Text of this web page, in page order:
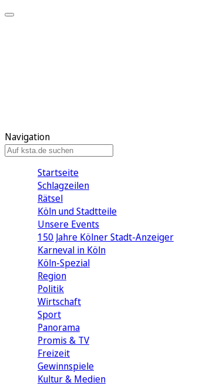
Navigation
Startseite
Schlagzeilen
Rätsel
Köln und Stadtteile
Unsere Events
150 Jahre Kölner Stadt-Anzeiger
Karneval in Köln
Köln-Spezial
Region
Politik
Wirtschaft
Sport
Panorama
Promis & TV
Freizeit
Gewinnspiele
Kultur & Medien